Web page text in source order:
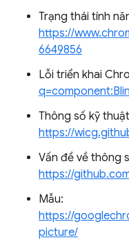
Trạng thái tính
https://
6649856
Lỗi triển khai
Thông số kỹ
https://
Vấn đề về thông
https://
Mẫu:
https://
picture/